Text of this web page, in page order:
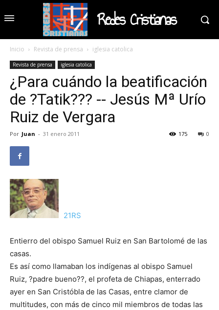
Redes Cristianas
Inicio Revista de prensa iglesia catolica
Revista de prensa iglesia catolica
¿Para cuándo la beatificación
de ?Tatik??? -- Jesús Mª Urío
Ruiz de Vergara
Por Juan - 31 enero 2011 0
175
21RS
Entierro del obispo Samuel Ruiz en San Bartolomé de las
casas.
Es así como llamaban los indígenas al obispo Samuel
Ruiz, ?padre bueno??, el profeta de Chiapas, enterrado
ayer en San Cristóbla de las Casas, entre clamor de
multitudes, con más de cinco mil miembros de todas las